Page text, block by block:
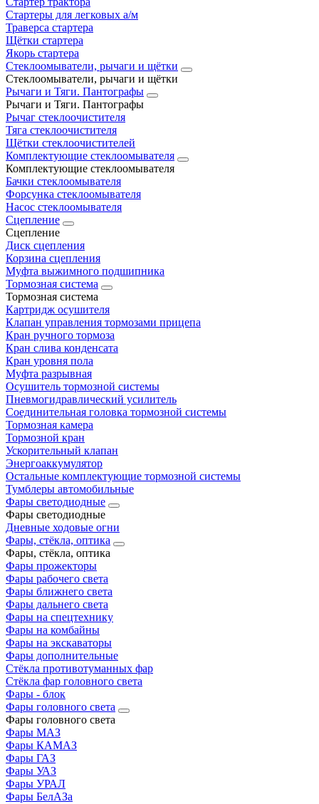
Стартеры для легковых а/м
Траверса стартера
Щётки стартера
Якорь стартера
Стеклоомыватели, рычаги и щётки
Стеклоомыватели, рычаги и щётки
Рычаги и Тяги. Пантографы
Рычаги и Тяги. Пантографы
Рычаг стеклоочистителя
Тяга стеклоочистителя
Щётки стеклоочистителей
Комплектующие стеклоомывателя
Комплектующие стеклоомывателя
Бачки стеклоомывателя
Форсунка стеклоомывателя
Насос стеклоомывателя
Сцепление
Сцепление
Диск сцепления
Корзина сцепления
Муфта выжимного подшипника
Тормозная система
Тормозная система
Картридж осушителя
Клапан управления тормозами прицепа
Кран ручного тормоза
Кран слива конденсата
Кран уровня пола
Муфта разрывная
Осушитель тормозной системы
Пневмогидравлический усилитель
Соединительная головка тормозной системы
Тормозная камера
Тормозной кран
Ускорительный клапан
Энергоаккумулятор
Остальные комплектующие тормозной системы
Тумблеры автомобильные
Фары светодиодные
Фары светодиодные
Дневные ходовые огни
Фары, стёкла, оптика
Фары, стёкла, оптика
Фары прожекторы
Фары рабочего света
Фары ближнего света
Фары дальнего света
Фары на спецтехнику
Фары на комбайны
Фары на экскаваторы
Фары дополнительные
Стёкла противотуманных фар
Стёкла фар головного света
Фары - блок
Фары головного света
Фары головного света
Фары МАЗ
Фары КАМАЗ
Фары ГАЗ
Фары УАЗ
Фары УРАЛ
Фары БелАЗа